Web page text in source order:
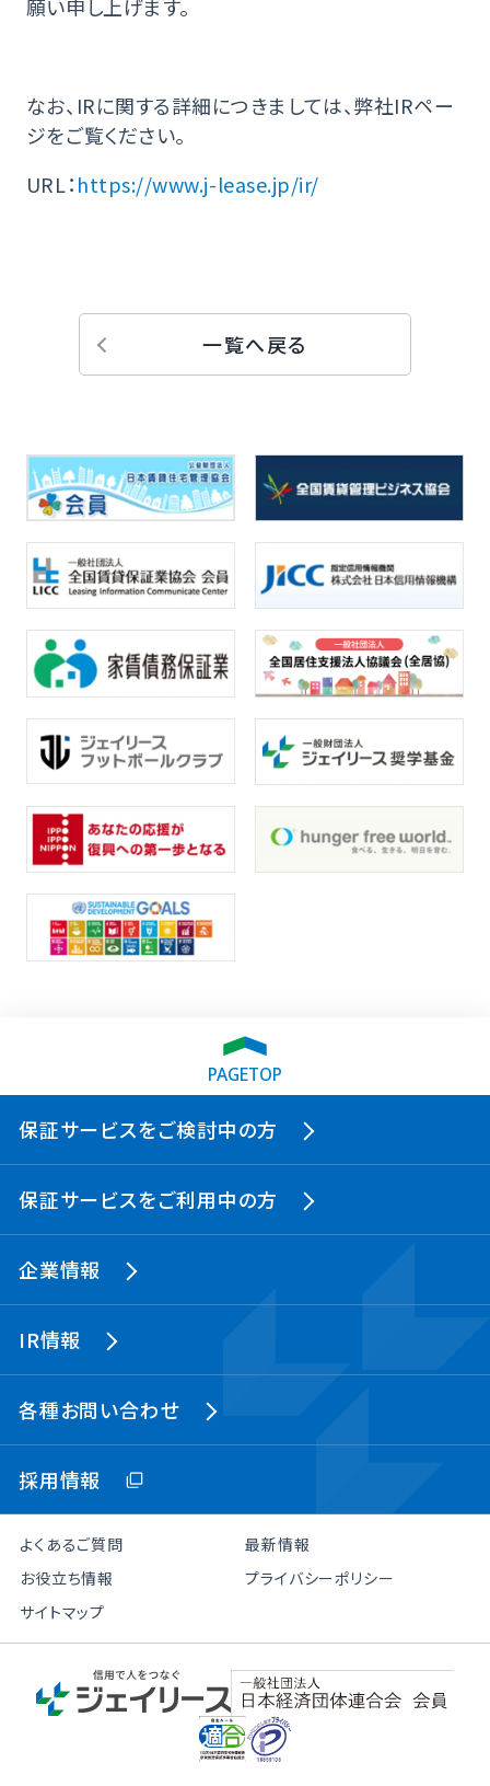
願い申し上げます。
なお、IRに関する詳細につきましては、弊社IRペー
ジをご覧ください。
URL：https://www.j-lease.jp/ir/
一覧へ戻る
PAGETOP
保証サービスをご検討中の方
保証サービスをご利用中の方
企業情報
IR情報
各種お問い合わせ
採用情報
よくあるご質問
最新情報
お役立ち情報
プライバシーポリシー
サイトマップ